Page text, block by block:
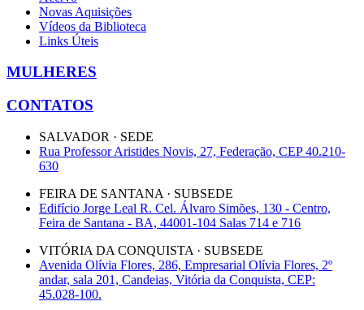
Novas Aquisições
Vídeos da Biblioteca
Links Úteis
MULHERES
CONTATOS
SALVADOR · SEDE
Rua Professor Aristides Novis, 27, Federação, CEP 40.210-
630
FEIRA DE SANTANA · SUBSEDE
Edifício Jorge Leal R. Cel. Álvaro Simões, 130 - Centro,
Feira de Santana - BA, 44001-104 Salas 714 e 716
VITÓRIA DA CONQUISTA · SUBSEDE
Avenida Olívia Flores, 286, Empresarial Olívia Flores, 2º
andar, sala 201, Candeias, Vitória da Conquista, CEP:
45.028-100.